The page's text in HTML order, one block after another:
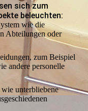
sich zum
beleuchten:
wie die
Abteilungen oder
zum Beispiel
andere personelle
unterbliebene